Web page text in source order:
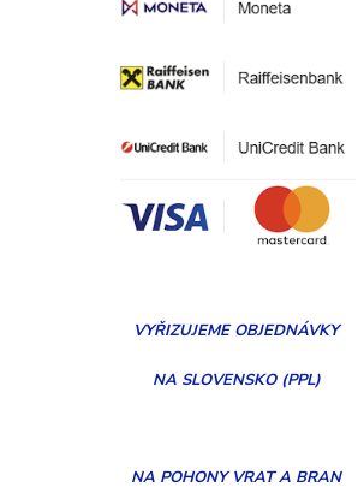
VYŘIZUJEMEOBJEDNÁVKY
NA SLOVENSKO (PPL)
NA POHONY VRAT A BRAN